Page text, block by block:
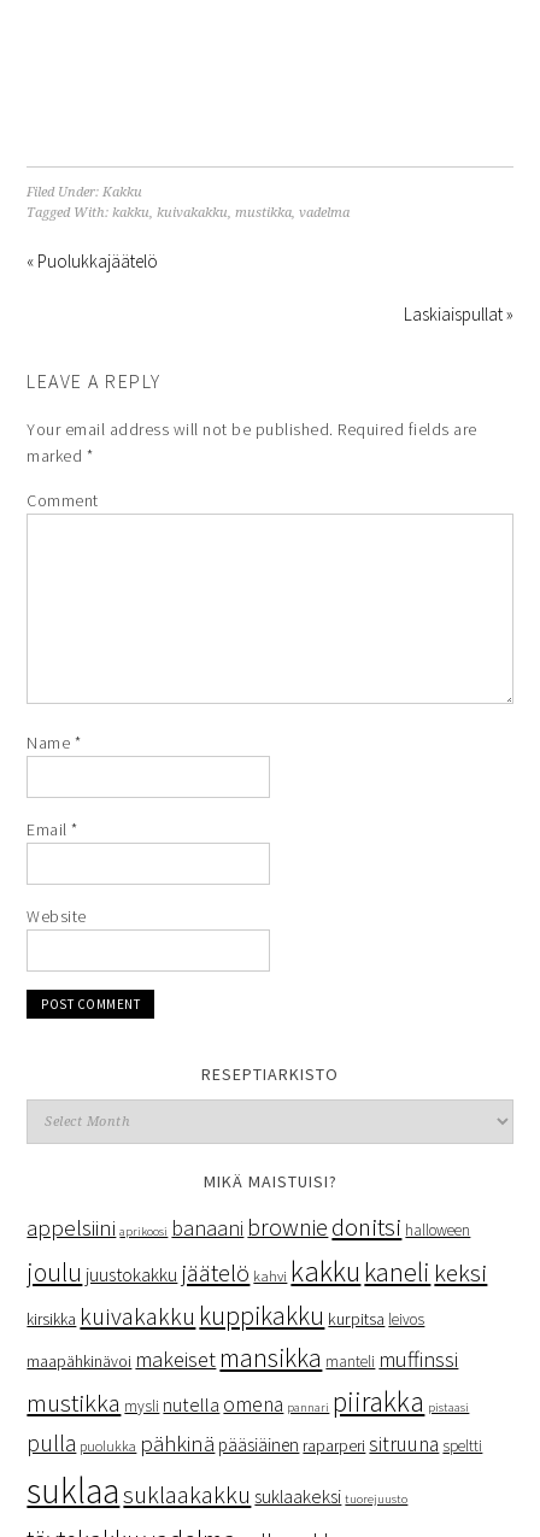
Filed Under:Kakku
Tagged With:kakku,kuivakakku,mustikka,vadelma
« Puolukkajäätelö
Laskiaispullat »
LEAVE A REPLY
Your email address will not be published. Required fields are
marked *
Comment
Name *
Email*
Website
RESEPTIARKISTO
MIKÄ MAISTUISI?
appelsiini aprikoosi banaani brownie donitsi halloween
joulu juustokakku jäätelö kahvi kakku kaneli keksi
kirsikka kuivakakku kuppikakku kurpitsa leivos
maapähkinävoi makeiset mansikka manteli muffinssi
mustikka mysli nutella omena pannari piirakka pistaasi
pulla puolukka pähkinä pääsiäinen raparperi sitruuna speltti
suklaa suklaakakku suklaakeksi tuorejuusto